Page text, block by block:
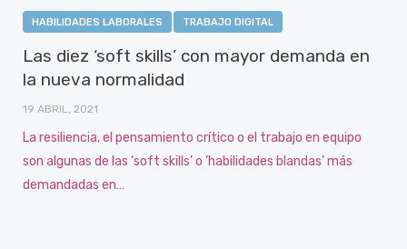
HABILIDADES LABORALES TRABAJO DIGITAL
Las diez ‘soft skills’ con mayor demanda en
la nueva normalidad
19 ABRIL, 2021
La resiliencia, el pensamiento crítico o el trabajo en equipo
son algunas de las ‘soft skills’ o ‘habilidades blandas’ más
demandadas en…